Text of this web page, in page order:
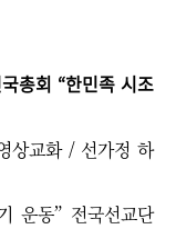
총회 “한민족 시조
상교화 / 선가정 하
운동” 전국선교단